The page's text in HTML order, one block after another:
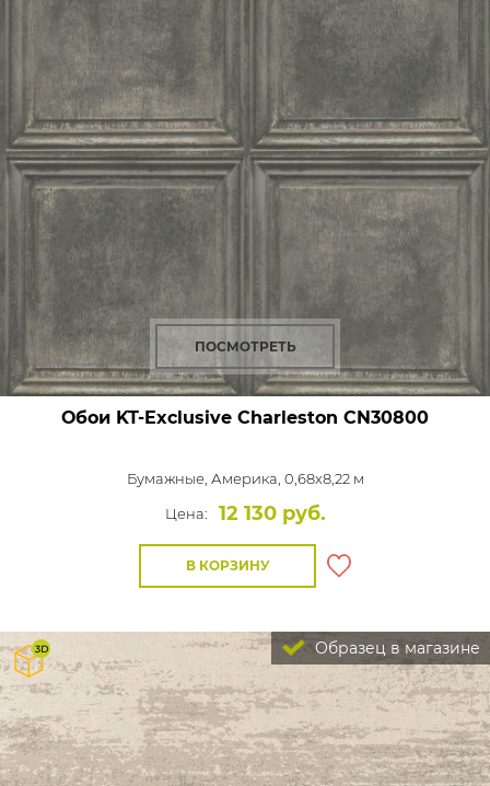
ПОСМОТРЕТЬ
Обои KT-Exclusive Charleston CN30800
Бумажные, Америка, 0,68x8,22 м
Цена:
12 130 руб.
В КОРЗИНУ
Образец в магазине